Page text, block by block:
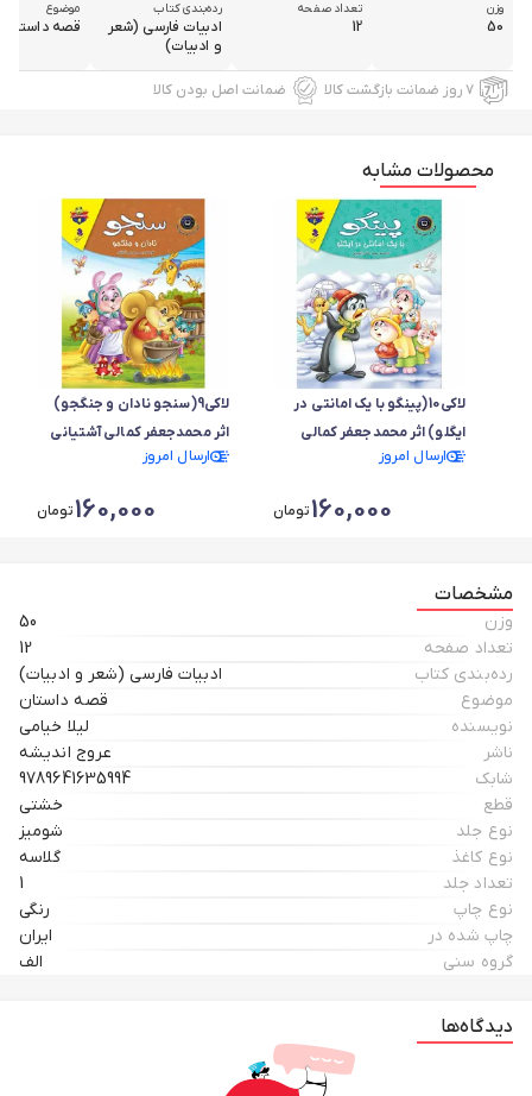
وزن
50
تعداد صفحه
12
رده‌بندی کتاب
ادبیات فارسی (شعر
و ادبیات)
موضوع
قصه داستان
۷ روز ضمانت بازگشت کالا ضمانت اصل بودن کالا
محصولات مشابه
لاکی10(پینگو با یک امانتی در
ایگلو) اثر محمدجعفر کمالی
آشتیانی
ارسال امروز
160,000تومان
لاکی9(سنجو نادان و جنگجو)
اثر محمدجعفر کمالی آشتیانی
ارسال امروز
160,000تومان
مشخصات
وزن
50
تعداد صفحه
12
رده‌بندی کتاب
ادبیات فارسی (شعر و ادبیات)
موضوع
قصه داستان
نویسنده
لیلا خیامی
ناشر
عروج اندیشه
شابک
9789641635994
قطع
خشتی
نوع جلد
شومیز
نوع کاغذ
گلاسه
تعداد جلد
1
نوع چاپ
رنگی
چاپ شده در
ایران
گروه سنی
الف
دیدگاه‌ها